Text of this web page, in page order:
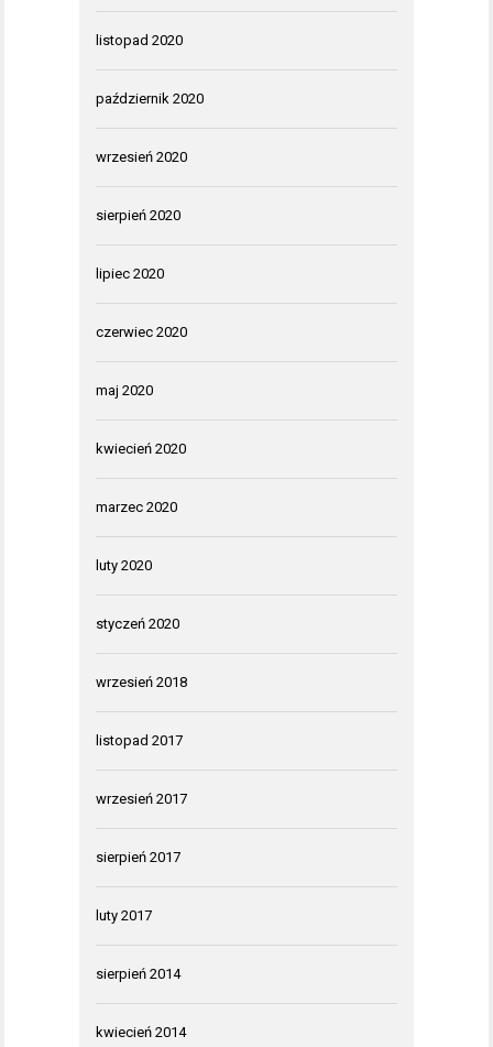
listopad 2020
październik 2020
wrzesień 2020
sierpień 2020
lipiec 2020
czerwiec 2020
maj 2020
kwiecień 2020
marzec 2020
luty 2020
styczeń 2020
wrzesień 2018
listopad 2017
wrzesień 2017
sierpień 2017
luty 2017
sierpień 2014
kwiecień 2014